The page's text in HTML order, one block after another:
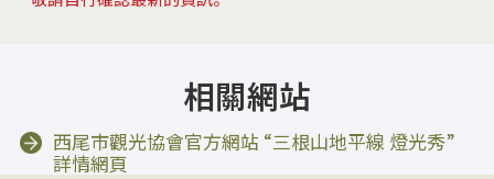
相關網站
西尾市觀光協會官方網站 “三根山地平線 燈光秀”
詳情網頁